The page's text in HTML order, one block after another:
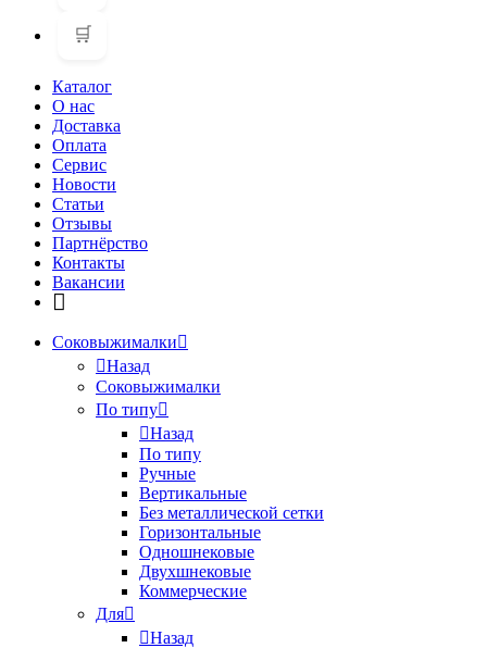
🛒
Каталог
О нас
Доставка
Оплата
Сервис
Новости
Статьи
Отзывы
Партнёрство
Контакты
Вакансии
Соковыжималки
Назад
Соковыжималки
По типу
Назад
По типу
Ручные
Вертикальные
Без металлической сетки
Горизонтальные
Одношнековые
Двухшнековые
Коммерческие
Для
Назад